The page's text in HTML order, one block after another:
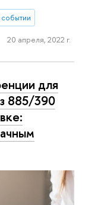
20 апреля, 2022 г.
для
885/390